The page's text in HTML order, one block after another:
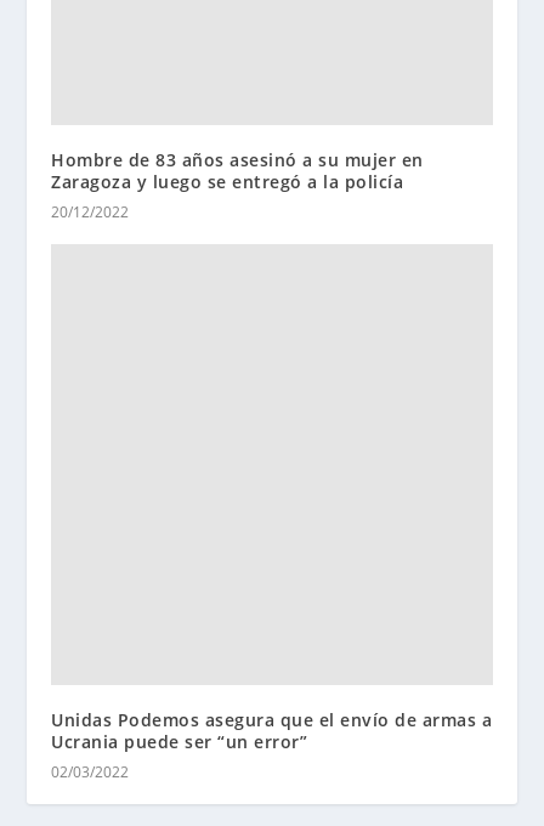
Hombre de 83 años asesinó a su mujer en
Zaragoza y luego se entregó a la policía
20/12/2022
Unidas Podemos asegura que el envío de armas a
Ucrania puede ser “un error”
02/03/2022